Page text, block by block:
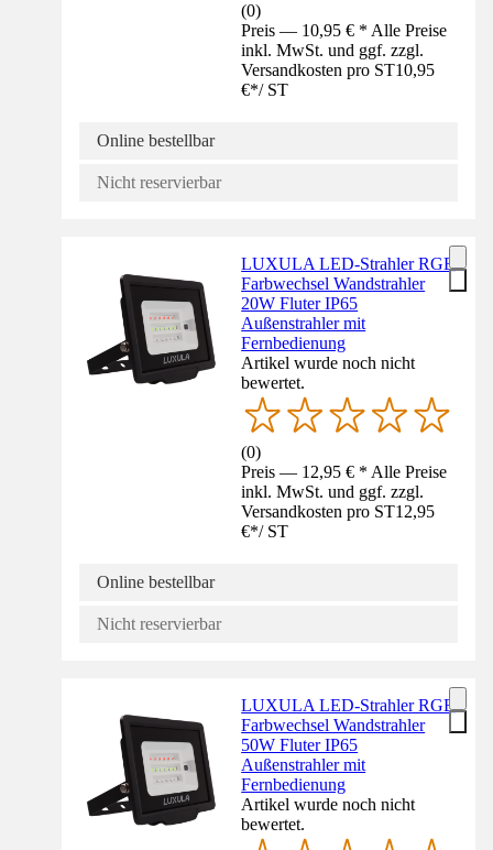
(0)
Preis — 10,95 € * Alle Preise
inkl. MwSt. und ggf. zzgl.
Versandkosten pro ST10,95
€*/ ST
Online bestellbar
Nicht reservierbar
LUXULA LED-Strahler RGB
Farbwechsel Wandstrahler
20W Fluter IP65
Außenstrahler mit
Fernbedienung
Artikel wurde noch nicht
bewertet.
(0)
Preis — 12,95 € * Alle Preise
inkl. MwSt. und ggf. zzgl.
Versandkosten pro ST12,95
€*/ ST
Online bestellbar
Nicht reservierbar
LUXULA LED-Strahler RGB
Farbwechsel Wandstrahler
50W Fluter IP65
Außenstrahler mit
Fernbedienung
Artikel wurde noch nicht
bewertet.